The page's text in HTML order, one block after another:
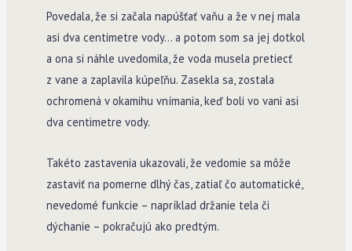
Povedala, že si začala napúšťať vaňu a že v nej mala
asi dva centimetre vody… a potom som sa jej dotkol
a ona si náhle uvedomila, že voda musela pretiecť
z vane a zaplavila kúpeľňu. Zasekla sa, zostala
ochromená v okamihu vnímania, keď boli vo vani asi
dva centimetre vody.
Takéto zastavenia ukazovali, že vedomie sa môže
zastaviť na pomerne dlhý čas, zatiaľ čo automatické,
nevedomé funkcie – napríklad držanie tela či
dýchanie – pokračujú ako predtým.